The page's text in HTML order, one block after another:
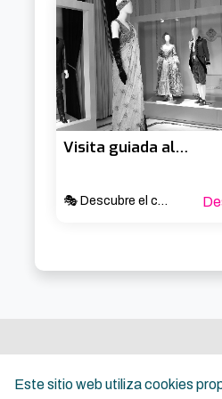
Este sitio web utiliza cookies
Visita guiada al Teatro Arriaga
🎭 Descubre el corazón cultural de Bilbao ✨